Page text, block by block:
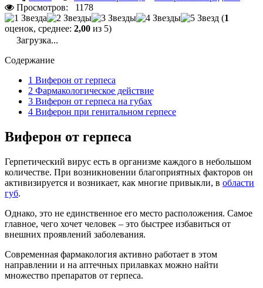
Просмотров: 1178
(1
оценок, среднее: 2,00 из 5)
Загрузка...
Содержание
1 Виферон от герпеса
2 Фармакологическое действие
3 Виферон от герпеса на губах
4 Виферон при генитальном герпесе
Виферон от герпеса
Герпетический вирус есть в организме каждого в небольшом
количестве. При возникновении благоприятных факторов он
активизируется и возникает, как многие привыкли, в области
губ.
Однако, это не единственное его место расположения. Самое
главное, чего хочет человек – это быстрее избавиться от
внешних проявлений заболевания.
Современная фармакология активно работает в этом
направлении и на аптечных прилавках можно найти
множество препаратов от герпеса.